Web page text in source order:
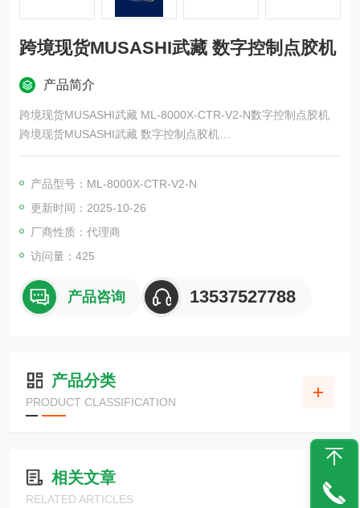
跨境现货MUSASHI武藏 数字控制点胶机
产品简介
跨境现货MUSASHI武藏 ML-8000X-CTR-V2-N数字控制点胶机
跨境现货MUSASHI武藏 数字控制点胶机
光伏
产品型号：ML-8000X-CTR-V2-N
更新时间：2025-10-26
厂商性质：代理商
访问量：425
产品咨询 13537527788
产品分类
PRODUCT CLASSIFICATION
相关文章
RELATED ARTICLES